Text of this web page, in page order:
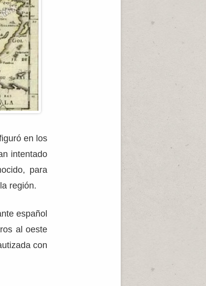
en los
intentado
para
región.
español
al oeste
con